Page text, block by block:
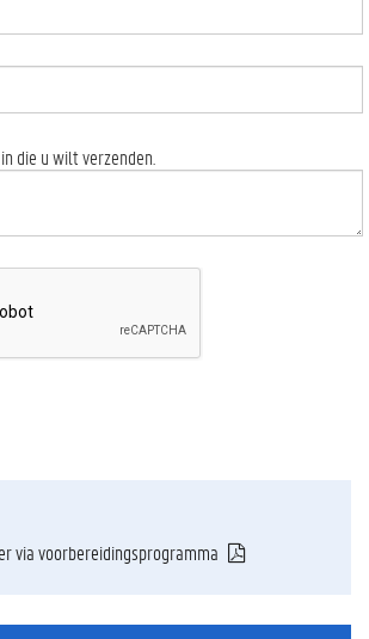
die u wilt verzenden.
via voorbereidingsprogramma